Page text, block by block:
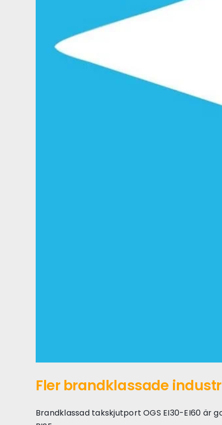
Fler brandklassade
Brandklassad takskjutport OGS EI30-EI60 är